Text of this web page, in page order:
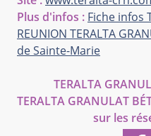
Plus d'infos : Fiche infos
REUNION TERALTA
de Sainte-Marie
TERALTA
TERALTA GRANULAT
sur les